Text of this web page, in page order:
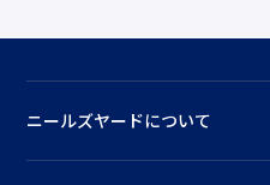
ニールズヤードについて